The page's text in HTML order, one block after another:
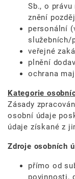
Sb., o
znění
personální
služebních/
veřejné
plnění
ochrana
Kategorie
Zásady
osobní údaje
údaje získané z
Zdroje osobních
přímo od
povinnosti,